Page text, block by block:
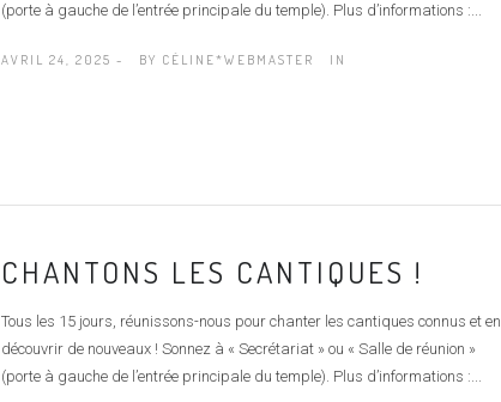
(porte à gauche de l’entrée principale du temple). Plus d’informations :...
AVRIL 24, 2025 - BY CÉLINE*WEBMASTER IN
CHANTONS LES CANTIQUES !
Tous les 15 jours, réunissons-nous pour chanter les cantiques connus et en
découvrir de nouveaux ! Sonnez à « Secrétariat » ou « Salle de réunion »
(porte à gauche de l’entrée principale du temple). Plus d’informations :...